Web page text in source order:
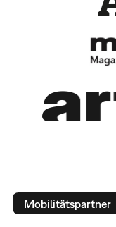
Mobilitätspartner